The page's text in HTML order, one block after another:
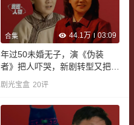
合集 44.1万 03:09
年过50未婚无子，演《伪装
者》把人吓哭，新剧转型又把央
视观众虐哭
剧光宝盒 20评